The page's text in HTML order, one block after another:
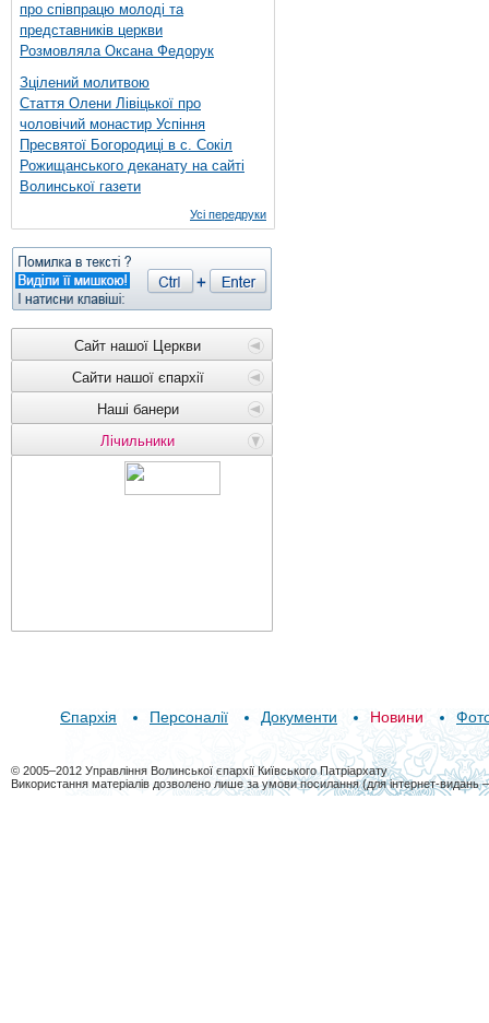
про співпрацю молоді та
представників церкви
Розмовляла Оксана Федорук
Зцілений молитвою
Стаття Олени Лівіцької про
чоловічий монастир Успіння
Пресвятої Богородиці в с. Сокіл
Рожищанського деканату на сайті
Волинської газети
Усі передруки
Сайт нашої Церкви
Сайти нашої єпархії
Наші банери
Лічильники
Єпархія Персоналії Документи Новини
© 2005–2012 Управління Волинської єпархії Київського Патріархату
Використання матеріалів дозволено лише за умови посилання (для інтернет-видань